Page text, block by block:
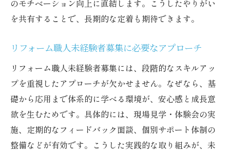
未経験者育成で成果を出す実践ポイント
のモチベーション向上に直結します。こうしたやりがい
を共有することで、長期的な定着も期待できます。
リフォーム職人未経験者募集に必要なアプローチ
リフォーム職人未経験者募集には、段階的なスキルアッ
プを重視したアプローチが欠かせません。なぜなら、基
礎から応用まで体系的に学べる環境が、安心感と成長意
欲を生むためです。具体的には、現場見学・体験会の実
施、定期的なフィードバック面談、個別サポート体制の
整備などが有効です。こうした実践的な取り組みが、未